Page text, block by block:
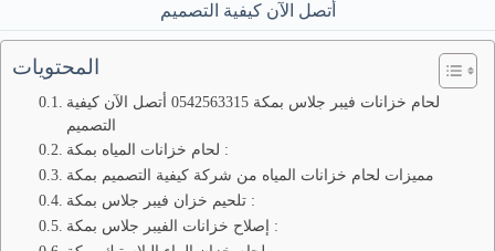
أتصل الآن كيفية التصميم
المحتويات
لحام خزانات فيبر جلاس بمكة 0542563315 أتصل الآن كيفية
التصميم
لحام خزانات المياه بمكة :
مميزات لحام خزانات المياه من شركة كيفية التصميم بمكة
تلحيم خزان فيبر جلاس بمكة :
إصلاح خزانات الفيبر جلاس بمكة :